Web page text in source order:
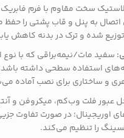
سخت مقاوم با فرم فابریک
اتصال به پنل و قاب پشتی را حفظ
شده و ترک در بدنه کاهش
سفید مات/نیمه‌براقی که با
استفاده سطحی داشته
و ساختاری برای نصب آماده
عبور فلت وب‌کم، میکروفن و
اوریجینال؛ در صورت تفاوت
را تنظیم می‌کند.